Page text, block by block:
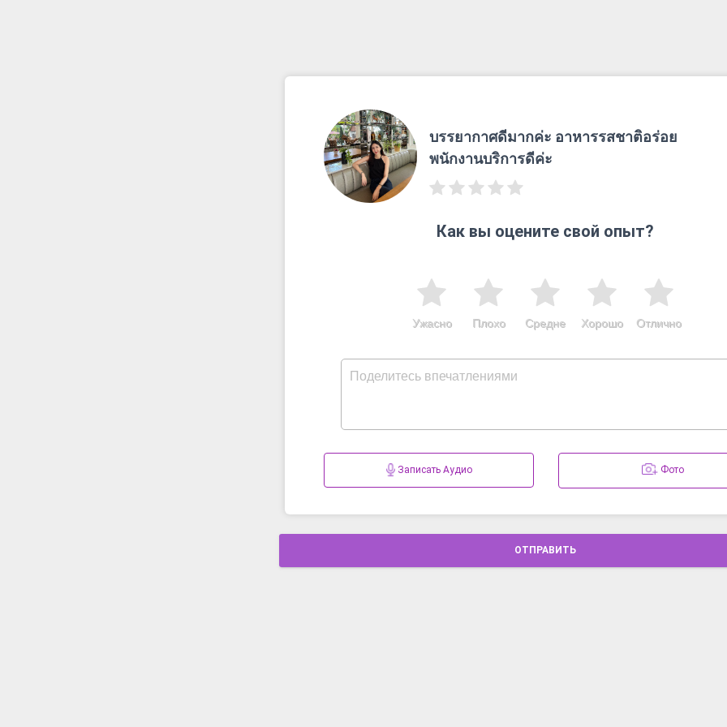
บรรยากาศดีมากค่ะ อาหารรสชาติอร่อย
พนักงานบริการดีค่ะ
Как вы оцените свой опыт?
Отлично
Хорошо
Средне
Плохо
Ужасно
Записать Аудио Фото
ОТПРАВИТЬ